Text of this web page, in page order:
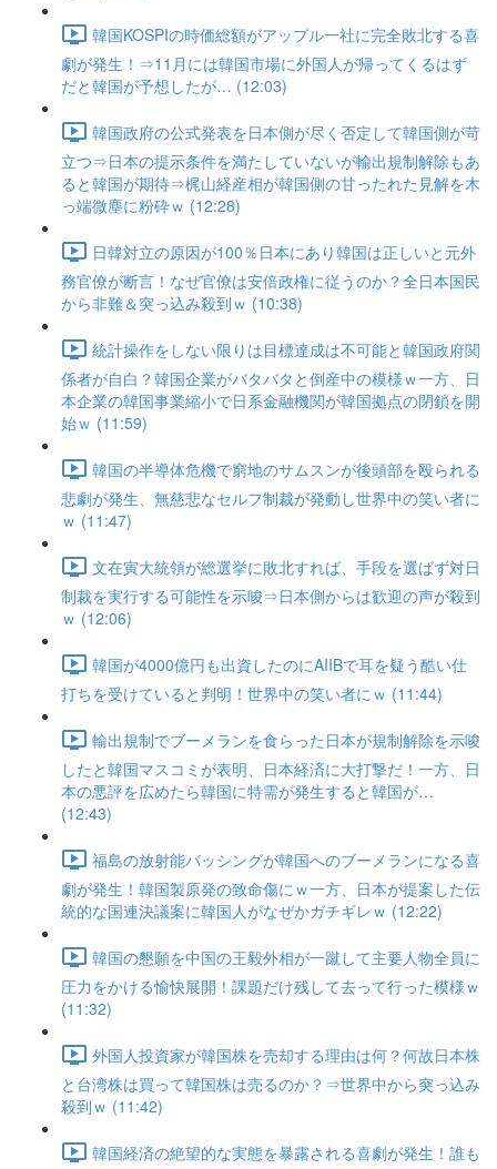
韓国KOSPIの時価総額がアップル一社に完全敗北する喜
劇が発生！⇒11月には韓国市場に外国人が帰ってくるはず
だと韓国が予想したが… (12:03)
韓国政府の公式発表を日本側が尽く否定して韓国側が苛
立つ⇒日本の提示条件を満たしていないが輸出規制解除もあ
ると韓国が期待⇒梶山経産相が韓国側の甘ったれた見解を木
っ端微塵に粉砕ｗ (12:28)
日韓対立の原因が100％日本にあり韓国は正しいと元外
務官僚が断言！なぜ官僚は安倍政権に従うのか？全日本国民
から非難＆突っ込み殺到ｗ (10:38)
統計操作をしない限りは目標達成は不可能と韓国政府関
係者が自白？韓国企業がバタバタと倒産中の模様ｗ一方、日
本企業の韓国事業縮小で日系金融機関が韓国拠点の閉鎖を開
始ｗ (11:59)
韓国の半導体危機で窮地のサムスンが後頭部を殴られる
悲劇が発生、無慈悲なセルフ制裁が発動し世界中の笑い者に
ｗ (11:47)
文在寅大統領が総選挙に敗北すれば、手段を選ばず対日
制裁を実行する可能性を示唆⇒日本側からは歓迎の声が殺到
ｗ (12:06)
韓国が4000億円も出資したのにAIIBで耳を疑う酷い仕
打ちを受けていると判明！世界中の笑い者にｗ (11:44)
輸出規制でブーメランを食らった日本が規制解除を示唆
したと韓国マスコミが表明、日本経済に大打撃だ！一方、日
本の悪評を広めたら韓国に特需が発生すると韓国が…
(12:43)
福島の放射能バッシングが韓国へのブーメランになる喜
劇が発生！韓国製原発の致命傷にｗ一方、日本が提案した伝
統的な国連決議案に韓国人がなぜかガチギレｗ (12:22)
韓国の懇願を中国の王毅外相が一蹴して主要人物全員に
圧力をかける愉快展開！課題だけ残して去って行った模様ｗ
(11:32)
外国人投資家が韓国株を売却する理由は何？何故日本株
と台湾株は買って韓国株は売るのか？⇒世界中から突っ込み
殺到ｗ (11:42)
韓国経済の絶望的な実態を暴露される喜劇が発生！誰も